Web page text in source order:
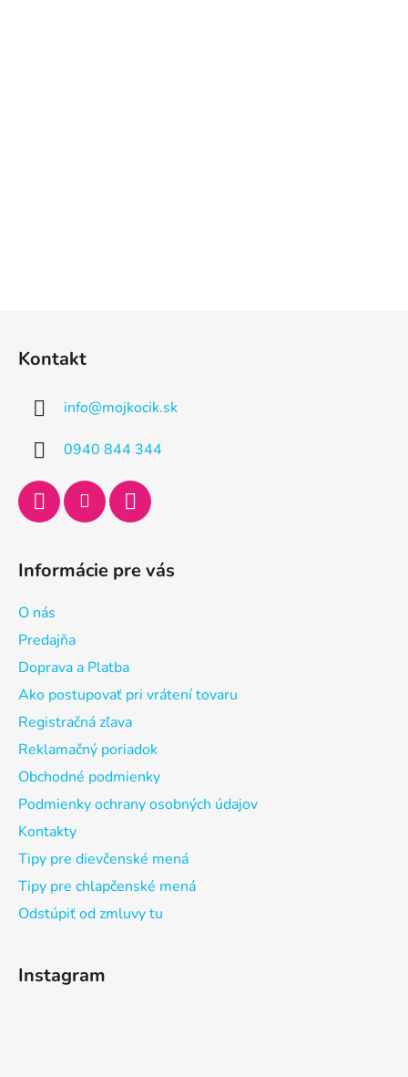
Kontakt
info@mojkocik.sk
0940 844 344
Informácie pre vás
O nás
Predajňa
Doprava a Platba
Ako postupovať pri vrátení tovaru
Registračná zľava
Reklamačný poriadok
Obchodné podmienky
Podmienky ochrany osobných údajov
Kontakty
Tipy pre dievčenské mená
Tipy pre chlapčenské mená
Odstúpiť od zmluvy tu
Instagram